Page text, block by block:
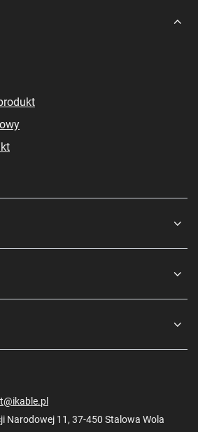
Narodowej 11 , 37-450 Stalowa Wola